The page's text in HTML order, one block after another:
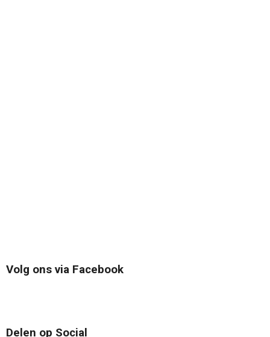
Volg ons via Facebook
Delen op Social